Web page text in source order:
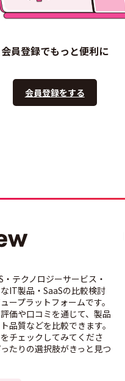
会員登録でもっと便利に
会員登録をする
テクノロジーサービス・
IT製品・SaaSの比較検討
ープラットフォームです。
価や口コミを通じて、製品
品質などを比較できます。
チェックしてみてくださ
たりの選択肢がきっと見つ